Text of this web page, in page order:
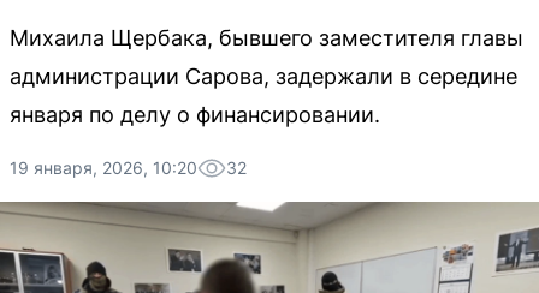
Михаила Щербака, бывшего заместителя главы
администрации Сарова, задержали в середине
января по делу о финансировании.
19 января, 2026, 10:20 32